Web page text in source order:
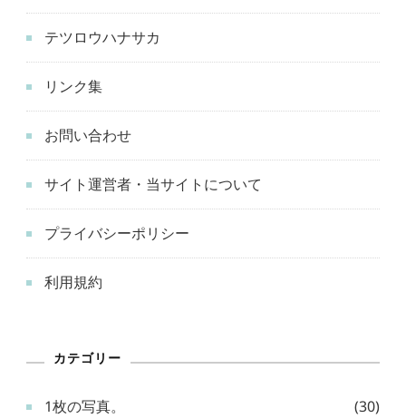
テツロウハナサカ
リンク集
お問い合わせ
サイト運営者・当サイトについて
プライバシーポリシー
利用規約
カテゴリー
1枚の写真。 (30)